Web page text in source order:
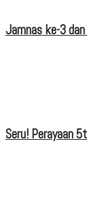
Jamnas ke-3
Seru! Perayaan